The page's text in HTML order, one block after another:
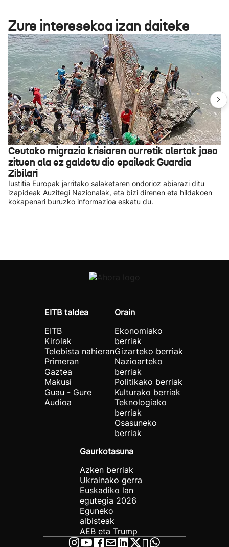
Zure interesekoa izan daiteke
Ceutako migrazio krisiaren aurretik alertak jaso
zituen ala ez galdetu dio epaileak Guardia
Zibilari
Iustitia Europak jarritako salaketaren ondorioz abiarazi ditu
izapideak Auzitegi Nazionalak, eta bizi direnen eta hildakoen
kokapenari buruzko informazioa eskatu du.
EITB taldea
EITB
Kirolak
Telebista nahieran
Primeran
Gaztea
Makusi
Guau - Gure
Audioa
Orain
Ekonomiako
berriak
Gizarteko berriak
Nazioarteko
berriak
Politikako berriak
Kulturako berriak
Teknologiako
berriak
Osasuneko
berriak
Gaurkotasuna
Azken berriak
Ukrainako gerra
Euskadiko lan
egutegia 2026
Eguneko
albisteak
AEB eta Trump